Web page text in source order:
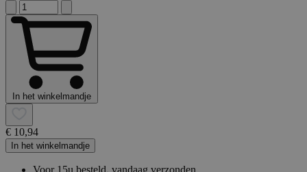
In het winkelmandje
€ 10,94
In het winkelmandje
Voor 15u besteld, vandaag verzonden